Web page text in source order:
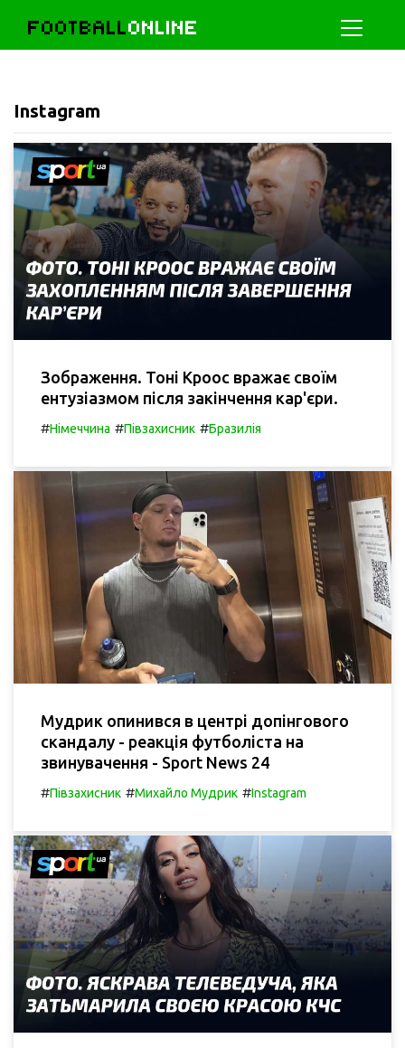
FOOTBALLONLINE
Instagram
Зображення. Тоні Кроос вражає своїм
ентузіазмом після закінчення кар'єри.
#Німеччина #Півзахисник #Бразилія
Мудрик опинився в центрі допінгового
скандалу - реакція футболіста на
звинувачення - Sport News 24
#Півзахисник #Михайло Мудрик #Instagram